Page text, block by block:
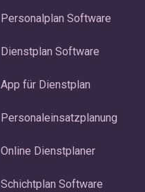
Personalplan Software
Dienstplan Software
App für Dienstplan
Personaleinsatzplanung
Online Dienstplaner
Schichtplan Software